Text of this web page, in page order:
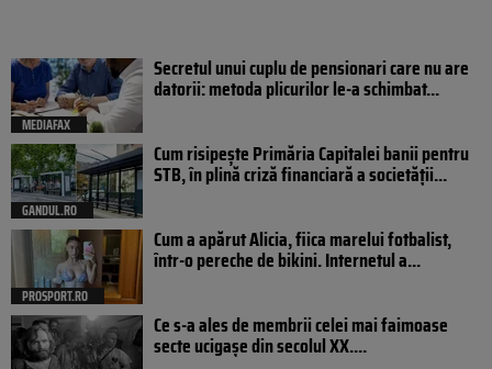
MEDIAFAX
Secretul unui cuplu de pensionari care nu are
datorii: metoda plicurilor le-a schimbat...
GANDUL.RO
Cum risipește Primăria Capitalei banii pentru
STB, în plină criză financiară a societății...
PROSPORT.RO
Cum a apărut Alicia, fiica marelui fotbalist,
într-o pereche de bikini. Internetul a...
Ce s-a ales de membrii celei mai faimoase
secte ucigașe din secolul XX....